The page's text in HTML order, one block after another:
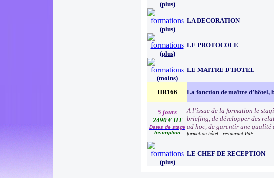
(plus)
(plus)
LA DECORATION
(plus)
LE PROTOCOLE
(moins)
LE MAITRE D'HOTEL
HR166 La fonction de maître d’hôtel,
5 jours
2490 € HT
Dates de stage
Inscription
A l’issue de la formation le
briefing, de développer des
ad hoc, de garantir une qualité
formation hôtel - restaurant PdF.
(plus)
LE CHEF DE RECEPTION